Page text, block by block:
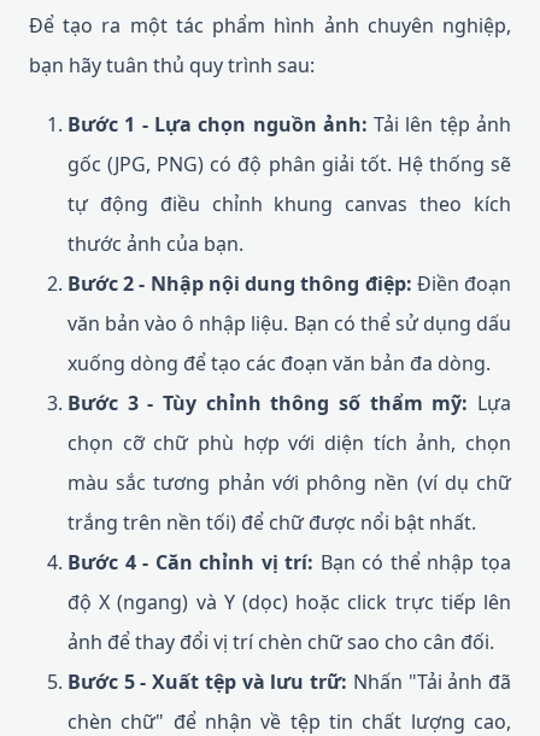
Để tạo ra một tác phẩm hình ảnh chuyên nghiệp,
bạn hãy tuân thủ quy trình sau:
Bước 1 - Lựa chọn nguồn ảnh: Tải lên tệp ảnh
gốc (JPG, PNG) có độ phân giải tốt. Hệ thống sẽ
tự động điều chỉnh khung canvas theo kích
thước ảnh của bạn.
Bước 2 - Nhập nội dung thông điệp: Điền đoạn
văn bản vào ô nhập liệu. Bạn có thể sử dụng dấu
xuống dòng để tạo các đoạn văn bản đa dòng.
Bước 3 - Tùy chỉnh thông số thẩm mỹ: Lựa
chọn cỡ chữ phù hợp với diện tích ảnh, chọn
màu sắc tương phản với phông nền (ví dụ chữ
trắng trên nền tối) để chữ được nổi bật nhất.
Bước 4 - Căn chỉnh vị trí: Bạn có thể nhập tọa
độ X (ngang) và Y (dọc) hoặc click trực tiếp lên
ảnh để thay đổi vị trí chèn chữ sao cho cân đối.
Bước 5 - Xuất tệp và lưu trữ: Nhấn "Tải ảnh đã
chèn chữ" để nhận về tệp tin chất lượng cao,